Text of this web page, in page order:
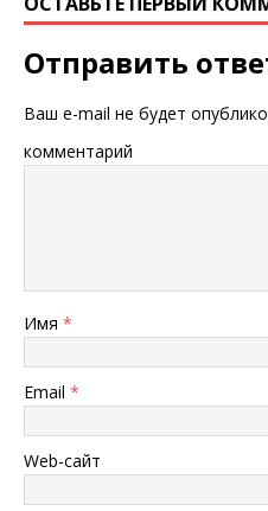
Отправить
Ваш e-mail не будет
комментарий
Имя *
Email *
Web-сайт